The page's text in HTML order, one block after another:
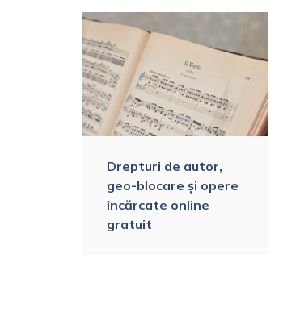
Drepturi de autor,
geo-blocare și opere
încărcate online
gratuit